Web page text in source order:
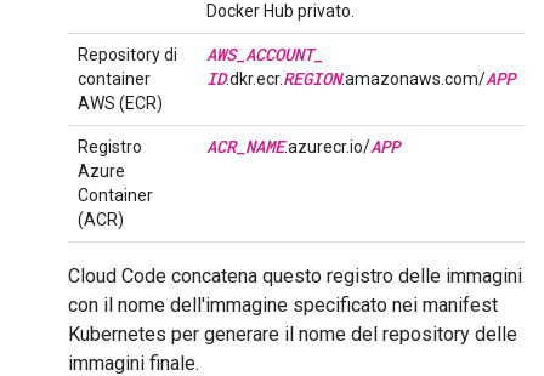
Docker Hub privato.
Repository di
container
AWS (ECR)
AWS_ ACCOUNT_
ID.dkr.ecr.REGION.amazonaws.com/APP
Registro
Azure
Container
(ACR)
ACR_ NAME.azurecr.io/APP
Cloud Code concatena questo registro delle immagini
con il nome dell'immagine specificato nei manifest
Kubernetes per generare il nome del repository delle
immagini finale.